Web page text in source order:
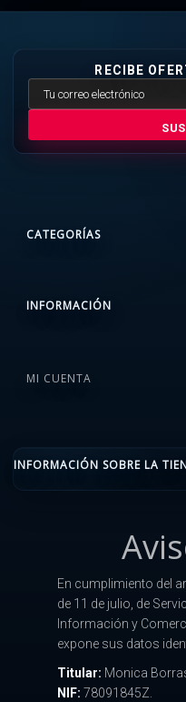
RECIBE
CATEGORÍAS
INFORMACIÓN
MI CUENTA
INFORMACIÓN SOBRE LA
En cumplimiento del
de 11 de julio, de
Información y
expone sus datos
Titular: Monica
NIF: 78091845Z.